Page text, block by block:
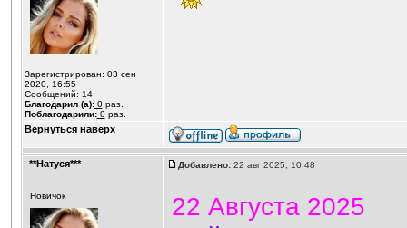
Зарегистрирован: 03 сен
2020, 16:55
Сообщений: 14
Благодарил (а):0раз.
Поблагодарили:0раз.
Вернуться наверх
**Натуся*** Добавлено:22 авг 2025, 10:48
Новичок
22 Августа 2025